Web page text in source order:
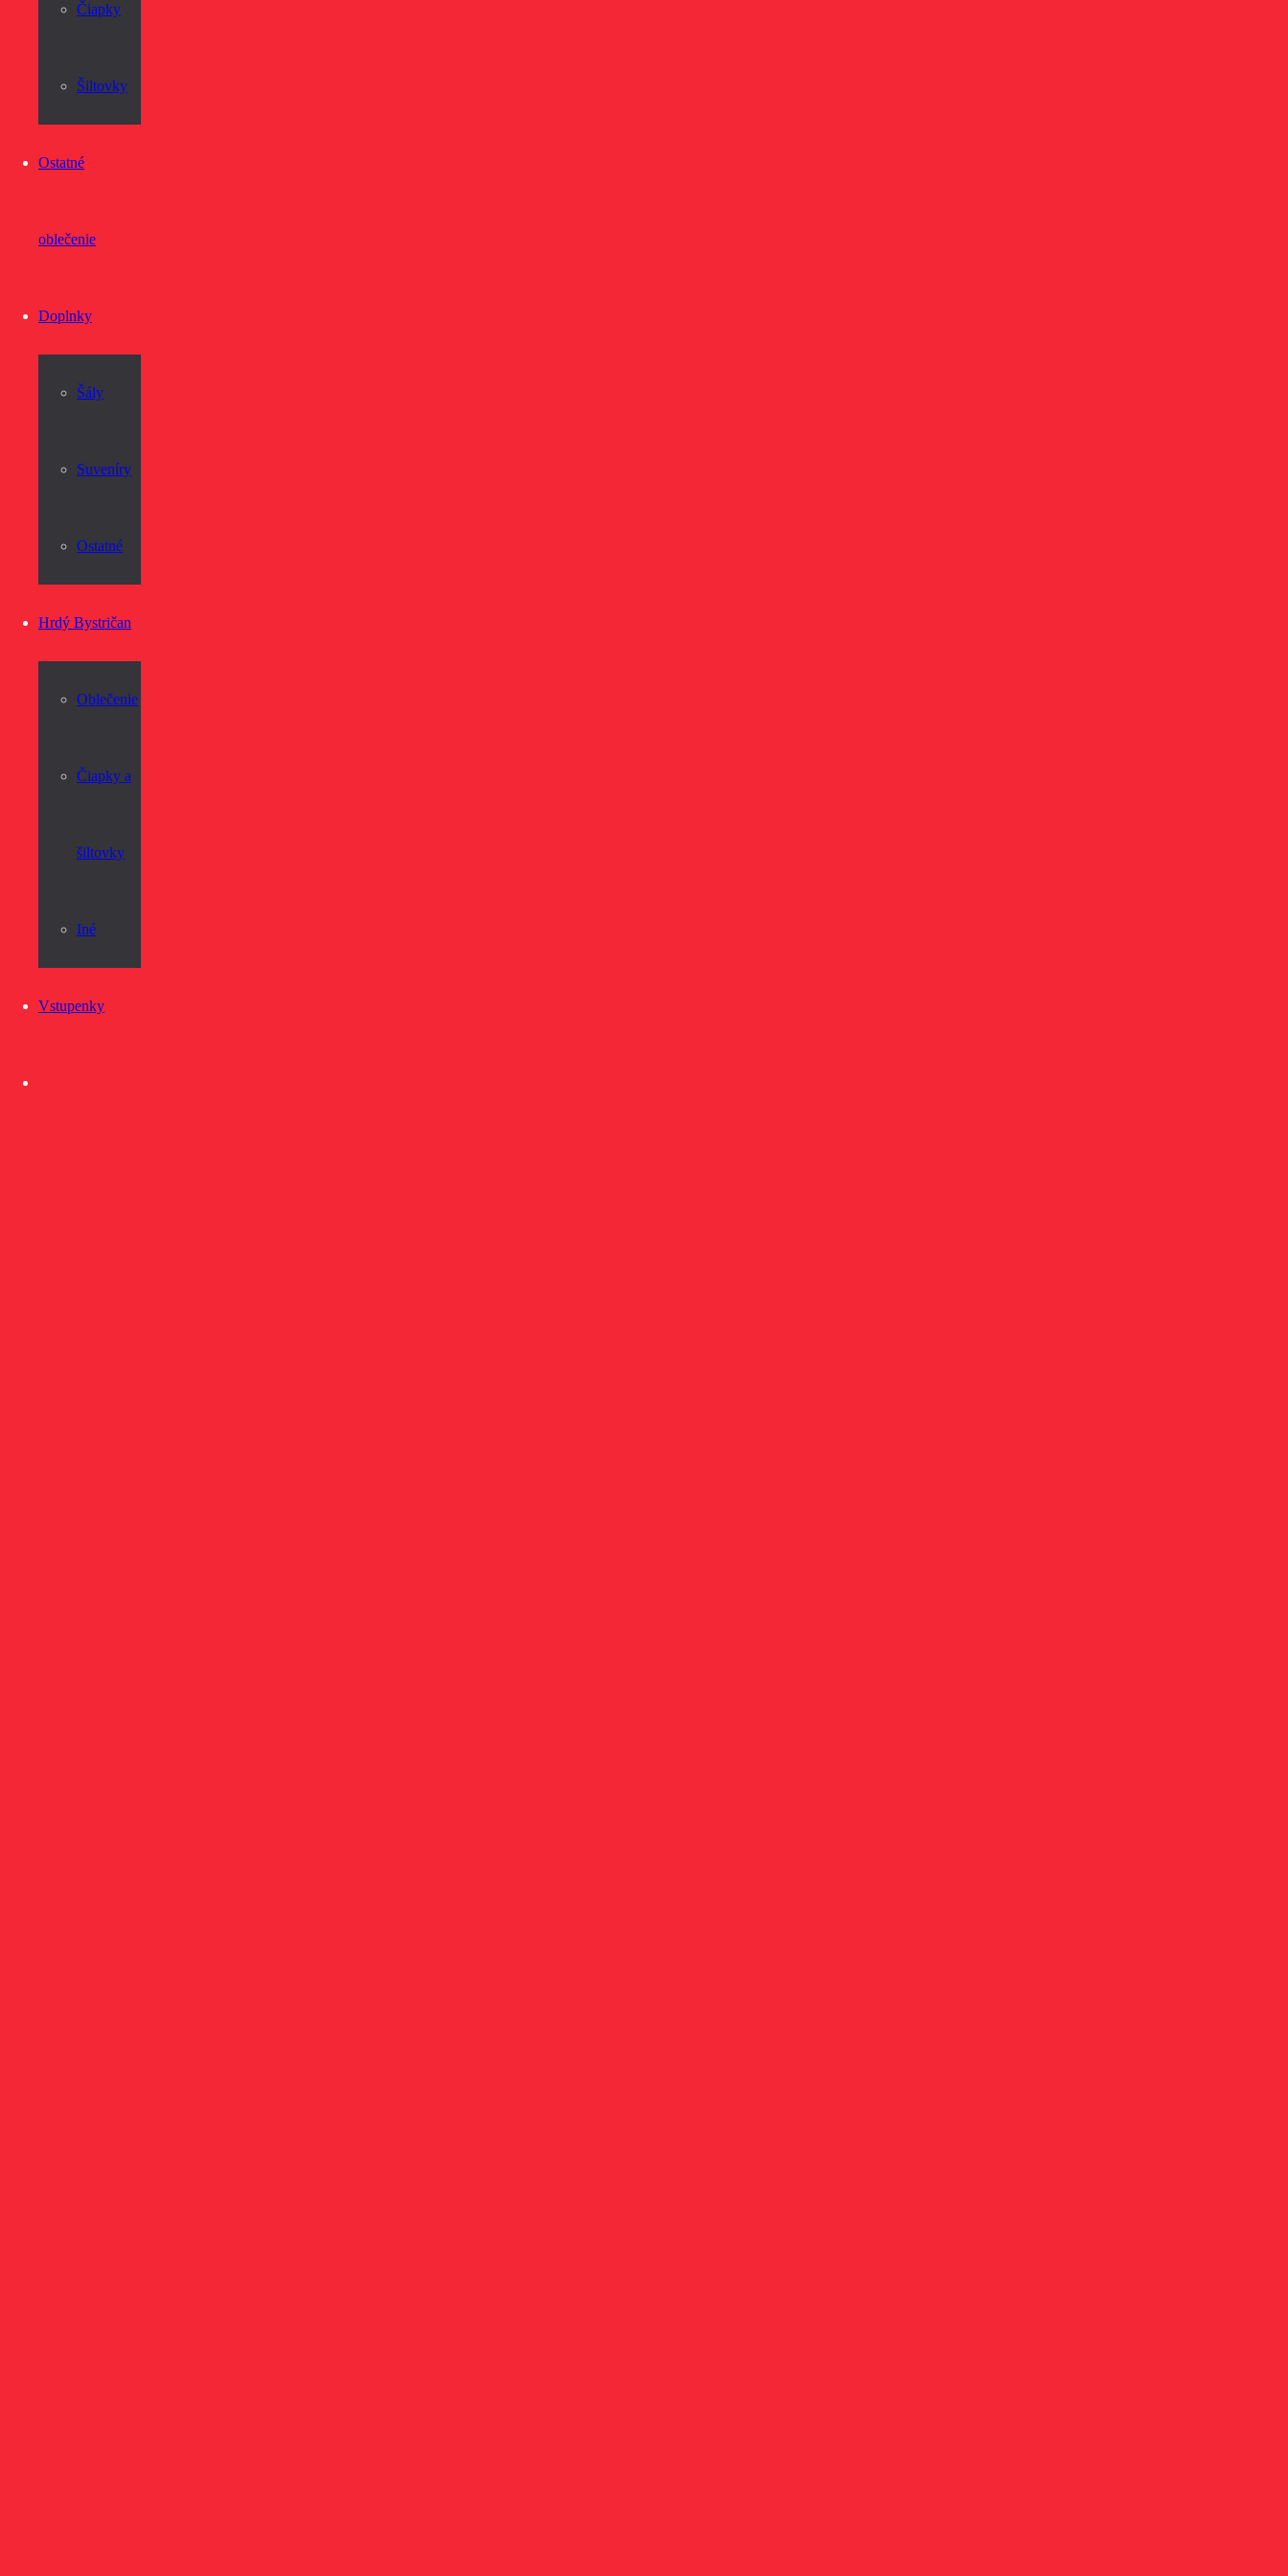
Čiapky
Šiltovky
Ostatné
oblečenie
Doplnky
Šály
Suveníry
Ostatné
Hrdý Bystričan
Oblečenie
Čiapky a
šiltovky
Iné
Vstupenky
KLOKANKA HC MONACOBET DETSKÁ – ČERVENÁ